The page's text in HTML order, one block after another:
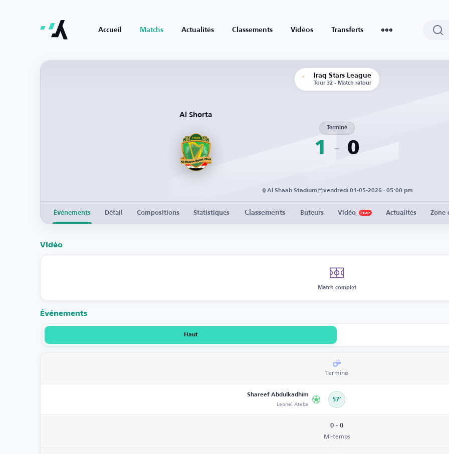
Accueil Matchs Actualités Classements Vidéos Transferts
Iraq Stars League
Tour 32 - Match retour
Al Shorta
1
Terminé
0
Al Shaab Stadium vendredi 01-05-2026 · 05:00 pm
Événements Détail Compositions Statistiques Classements Buteurs Vidéo Live Actualités Zone
Vidéo
Match complet
Événements
Haut
Terminé
Shareef Abdulkadhim
Leonel Ateba 57’
0 - 0
Mi-temps